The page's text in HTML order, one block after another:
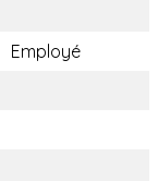
Employé